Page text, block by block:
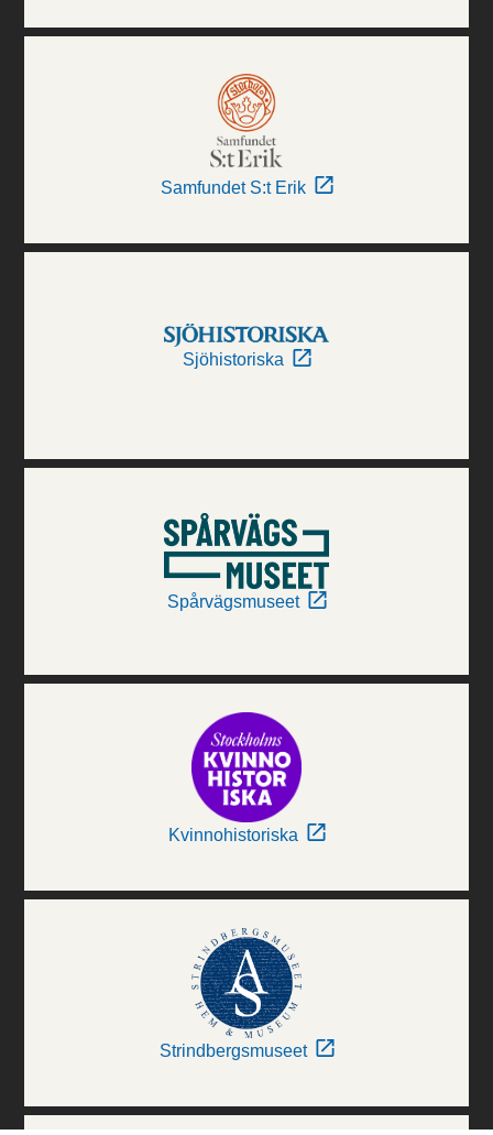
Samfundet S:t Erik
Sjöhistoriska
Spårvägsmuseet
Kvinnohistoriska
Strindbergsmuseet